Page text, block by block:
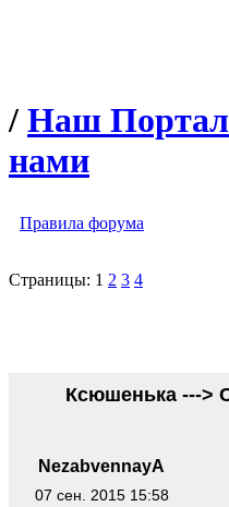
/ Наш Портал
нами
Правила форума
Страницы: 1 2 3 4
NezabvennayA
07 сен. 2015 15:58
Ксюшенька --->